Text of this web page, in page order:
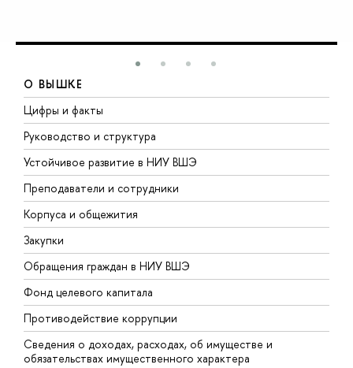
О ВЫШКЕ
Цифры и факты
Руководство и структура
Устойчивое развитие в НИУ ВШЭ
Преподаватели и сотрудники
Корпуса и общежития
Закупки
Обращения граждан в НИУ ВШЭ
Фонд целевого капитала
Противодействие коррупции
Сведения о доходах, расходах, об имуществе и
обязательствах имущественного характера